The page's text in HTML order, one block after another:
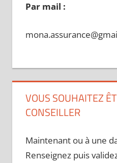
Par mail :
VOUS SOUHAITEZ
CONSEILLER
Maintenant ou à une
Renseignez puis